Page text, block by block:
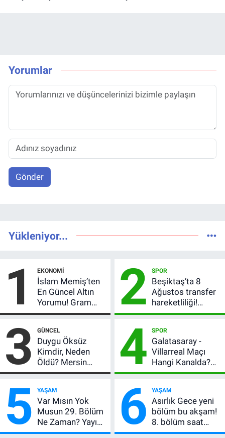
Yorumlar
Gönder
Yükleniyor...
1 EKONOMI
İslam Memiş’ten
En Güncel Altın
Yorumu! Gram
Altın İçin 6.350 TL
Beklentisi
Değişmedi
2 SPOR
Beşiktaş’ta 8
Ağustos transfer
hareketliliği!
Yönetim 5 bölge
bastı
3 GÜNCEL
Duygu Öksüz
Kimdir, Neden
Öldü? Mersin
Basınının Acı
4 SPOR
Galatasaray -
Villarreal Maçı
Hangi Kanalda?
Hazırlık Maçı Ne
Kaçta, Nereden
İzlenir?
5 YAŞAM
Var Mısın Yok
Musun 29. Bölüm
Ne Zaman? Yayın
Günü Değişti, Yeni
6 YAŞAM
Asırlık Gece yeni
bölüm bu akşam!
8. bölüm saat
kaçta, TRT 1 canlı